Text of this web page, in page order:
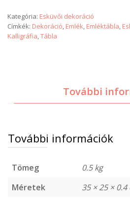
Kategória: Esküvői dekoráció
Címkék: Dekoráció, Emlék, Emléktábla,
Kalligráfia,Tábla
További
További információk
Tömeg
0.5 kg
Méretek
35 × 25 × 0.4